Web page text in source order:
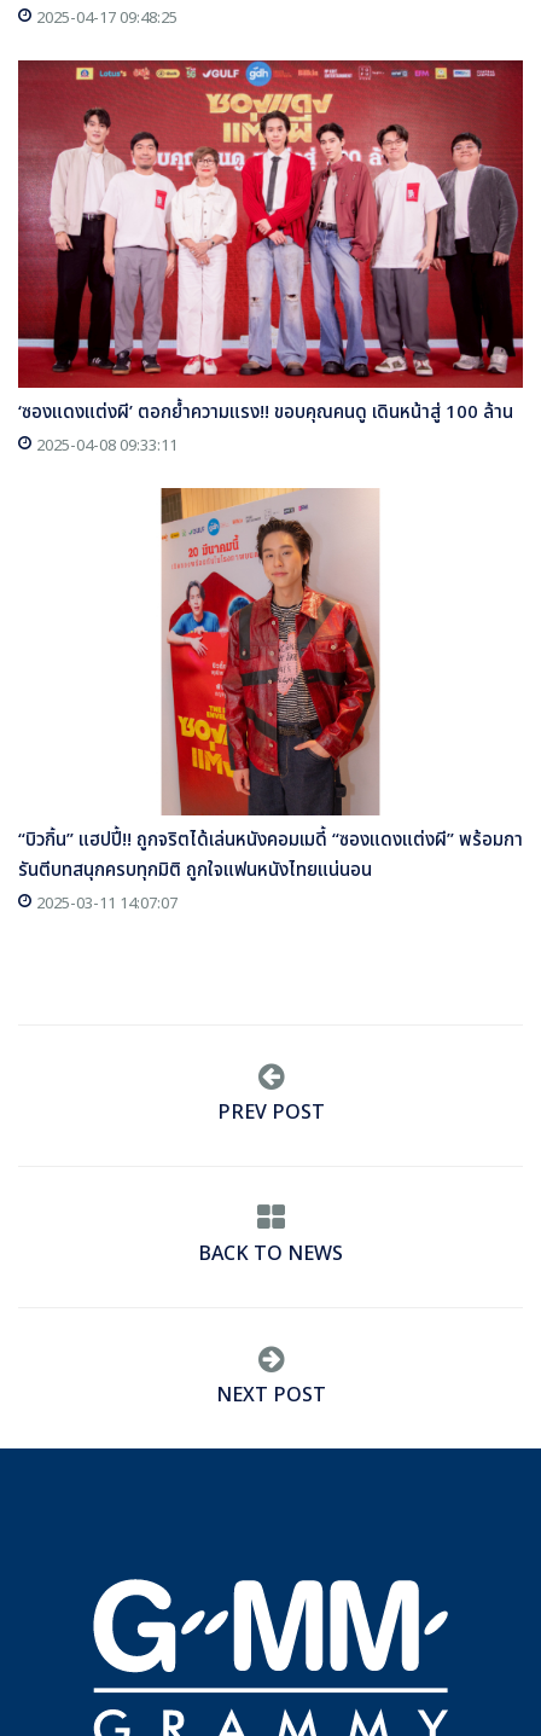
2025-04-17 09:48:25
‘ซองแดงแต่งผี’ ตอกย้ำความแรง!! ขอบคุณคนดู เดินหน้าสู่ 100 ล้าน
2025-04-08 09:33:11
“บิวกิ้น” แฮปปี้!! ถูกจริตได้เล่นหนังคอมเมดี้ “ซองแดงแต่งผี” พร้อมกา
รันตีบทสนุกครบทุกมิติ ถูกใจแฟนหนังไทยแน่นอน
2025-03-11 14:07:07
PREV POST
BACK TO NEWS
NEXT POST